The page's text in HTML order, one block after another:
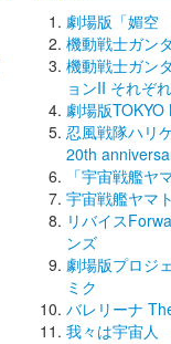
劇場版「媚空
機動戦士ガン
機動戦士ガン
ョンII それぞ
劇場版
忍風戦隊ハリ
20th
「宇宙戦艦
宇宙戦艦ヤマ
リバイス
ンズ
劇場版プロジ
ミク
バレリーナ
我々は宇宙人